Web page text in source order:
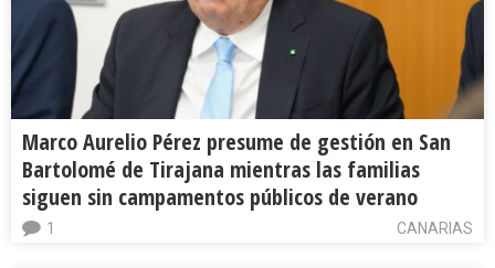
Marco Aurelio Pérez presume de gestión en San
Bartolomé de Tirajana mientras las familias
siguen sin campamentos públicos de verano
CANARIAS
1